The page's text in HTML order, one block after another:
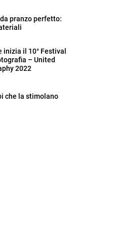
pranzo perfetto:
il 10° Festival
– United
2022
che la stimolano